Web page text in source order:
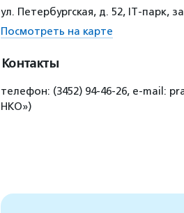
ул. Петербургская, д. 52, IT-парк,
Посмотреть на карте
Контакты
телефон: (3452) 94-46-26, е-mail:
НКО»)